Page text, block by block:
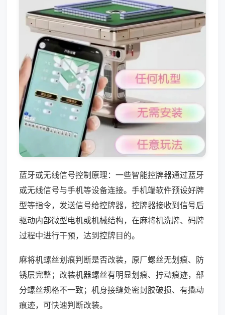
蓝牙或无线信号控制原理：一些智能控牌器通过蓝牙
或无线信号与手机等设备连接。手机端软件预设好牌
型等指令，发送信号给控牌器，控牌器接收到信号后
驱动内部微型电机或机械结构，在麻将机洗牌、码牌
过程中进行干预，达到控牌目的。
麻将机螺丝划痕判断是否改装，原厂螺丝无划痕、防
锈层完整；改装机器螺丝有明显划痕、拧动痕迹，部
分螺丝规格不一致；机身接缝处密封胶破损、有撬动
痕迹，可快速判断改装。